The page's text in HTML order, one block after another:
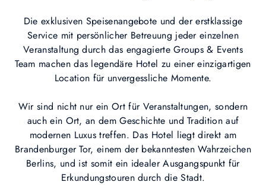
Die exklusiven Speisenangebote und der erstklassige
Service mit persönlicher Betreuung jeder einzelnen
Veranstaltung durch das engagierte Groups & Events
Team machen das legendäre Hotel zu einer einzigartigen
Location für unvergessliche Momente.
Wir sind nicht nur ein Ort für Veranstaltungen, sondern
auch ein Ort, an dem Geschichte und Tradition auf
modernen Luxus treffen. Das Hotel liegt direkt am
Brandenburger Tor, einem der bekanntesten Wahrzeichen
Berlins, und ist somit ein idealer Ausgangspunkt für
Erkundungstouren durch die Stadt.